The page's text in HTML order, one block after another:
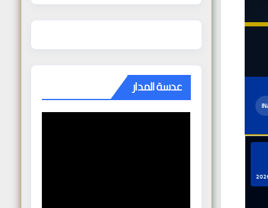
عدسة المدار